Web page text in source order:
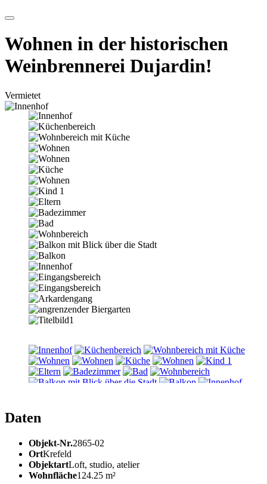
Wohnen in der historischen
Weinbrennerei Dujardin!
Vermietet
Daten
Objekt-Nr.2865-02
OrtKrefeld
ObjektartLoft, studio, atelier
Wohnfläche124.25 m²